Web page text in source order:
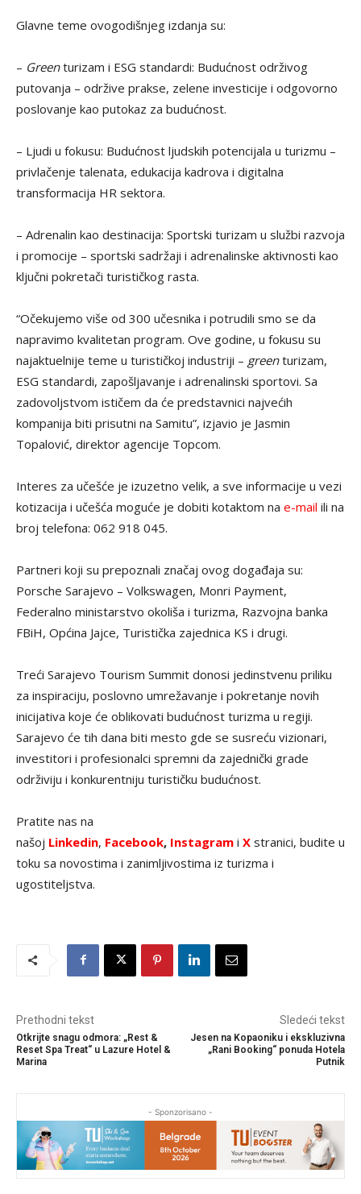
Glavne teme ovogodišnjeg izdanja su:
– Greenturizam i ESG standardi: Budućnost održivog
putovanja – održive prakse, zelene investicije i odgovorno
poslovanje kao putokaz za budućnost.
– Ljudi u fokusu: Budućnost ljudskih potencijala u turizmu –
privlačenje talenata, edukacija kadrova i digitalna
transformacija HR sektora.
– Adrenalin kao destinacija: Sportski turizam u službi razvoja
i promocije – sportski sadržaji i adrenalinske aktivnosti kao
ključni pokretači turističkog rasta.
“Očekujemo više od 300 učesnika i potrudili smo se da
napravimo kvalitetan program. Ove godine, u fokusu su
najaktuelnije teme u turističkoj industriji – greenturizam,
ESG standardi, zapošljavanje i adrenalinski sportovi. Sa
zadovoljstvom ističem da će predstavnici najvećih
kompanija biti prisutni na Samitu”, izjavio je Jasmin
Topalović, direktor agencije Topcom.
Interes za učešće je izuzetno velik, a sve informacije u vezi
kotizacija i učešća moguće je dobiti kotaktom na e-mail ili na
broj telefona: 062 918 045.
Partneri koji su prepoznali značaj ovog događaja su:
Porsche Sarajevo – Volkswagen, Monri Payment,
Federalno ministarstvo okoliša i turizma, Razvojna banka
FBiH, Općina Jajce, Turistička zajednica KS i drugi.
Treći Sarajevo Tourism Summit donosi jedinstvenu priliku
za inspiraciju, poslovno umrežavanje i pokretanje novih
inicijativa koje će oblikovati budućnost turizma u regiji.
Sarajevo će tih dana biti mesto gde se susreću vizionari,
investitori i profesionalci spremni da zajednički grade
održiviju i konkurentniju turističku budućnost.
Pratite nas na
našoj Linkedin, Facebook, Instagram i X stranici, budite u
toku sa novostima i zanimljivostima iz turizma i
ugostiteljstva.
Prethodni tekst
Otkrijte snagu odmora: „Rest &
Reset Spa Treat“ u Lazure Hotel &
Marina
Sledeći tekst
Jesen na Kopaoniku i ekskluzivna
„Rani Booking“ ponuda Hotela
Putnik
- Sponzorisano -